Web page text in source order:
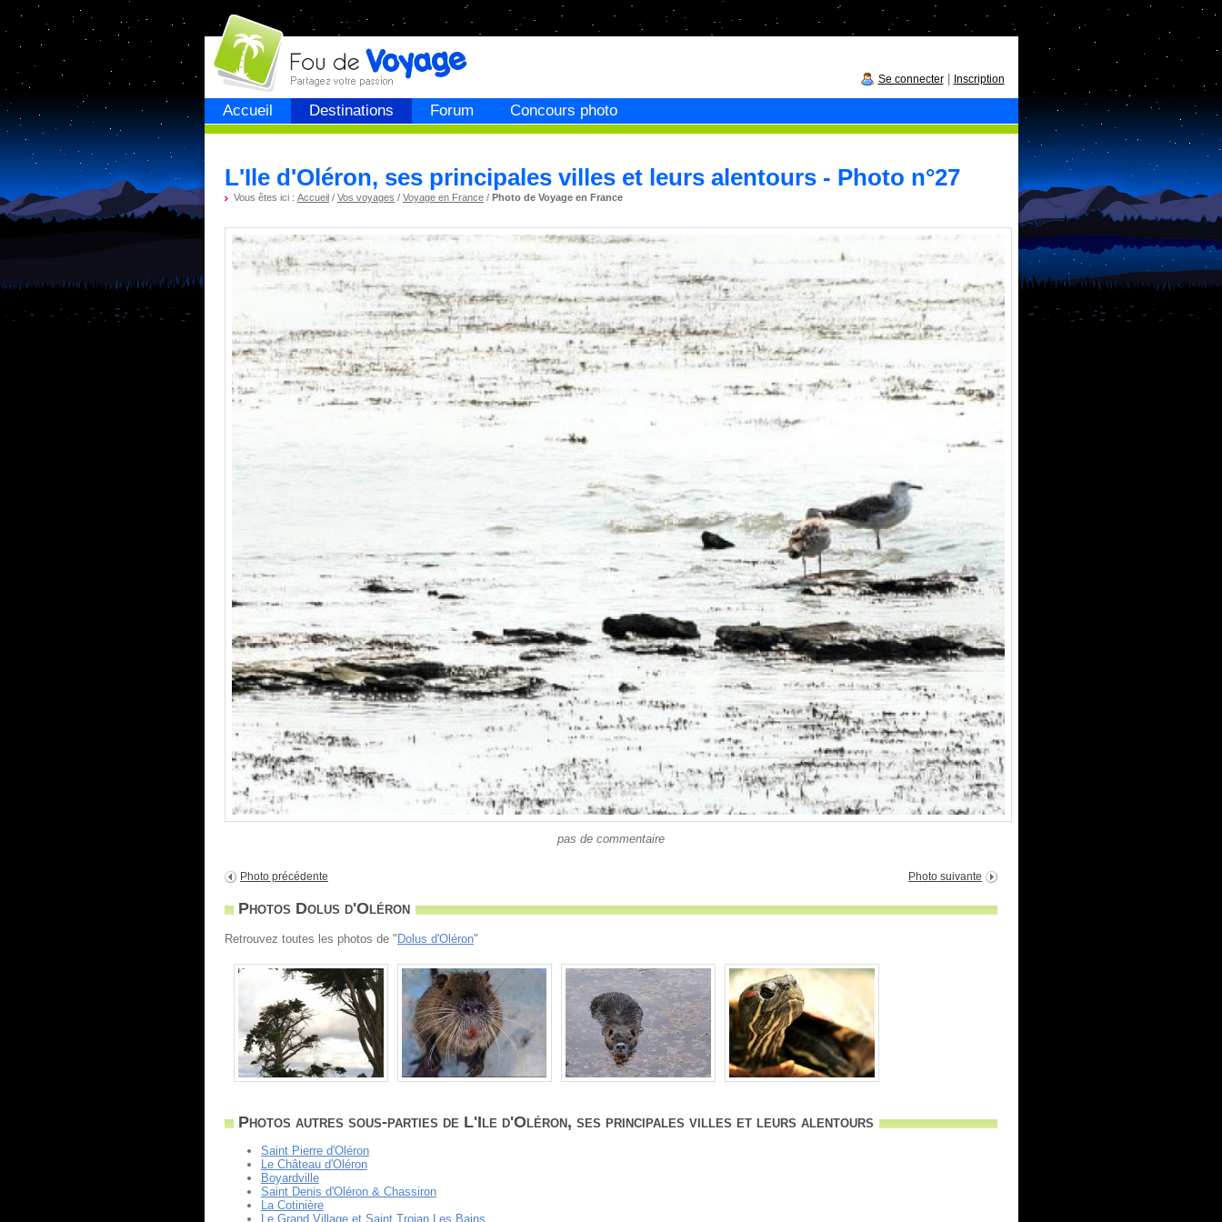
Accueil Destinations Forum Concours photo
Fou devoyage
Se connecter| Inscription
L'Ile d'Oléron, ses principales villes et leurs alentours - Photo n°27
Vous êtes ici : Accueil/ Vos voyages / Voyage en France/ Photo de Voyage en France
pas de commentaire
Photo précédente Photo suivante
Photos Dolus d'Oléron
Retrouvez toutes les photos de "Dolus d'Oléron"
Photos autres sous-parties de L'Ile d'Oléron, ses principales villes et leurs alentours
Saint Pierre d'Oléron
Le Château d'Oléron
Boyardville
Saint Denis d'Oléron & Chassiron
La Cotinière
Le Grand Village et Saint Trojan Les Bains